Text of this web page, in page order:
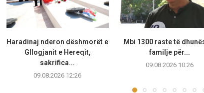
Haradinaj nderon dëshmorët e
Gllogjanit e Hereqit,
sakrifica...
09.08.2026 12:26
Mbi 1300 raste të
familje për...
09.08.2026 10:26